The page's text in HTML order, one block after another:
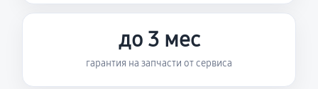
до 3 мес
гарантия на запчасти от сервиса